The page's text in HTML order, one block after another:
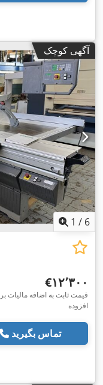
آگهی کوچک
1 / 6
‎€۱۲٬۳۰۰
قیمت ثابت به اضافه مالیات
افزوده
تماس بگیرید